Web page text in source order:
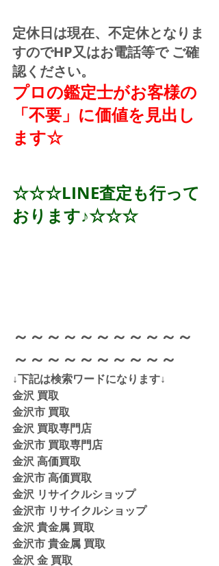
定休日は現在、不定休となりま
すのでHP又はお電話等で ご確
認ください。
プロの鑑定士がお客様の
「不要」に価値を見出し
ます☆
☆☆☆LINE査定も行って
おります♪☆☆☆
～～～～～～～～～～～
～～～～～～～～～～
↓下記は検索ワードになります↓
金沢 買取
金沢市 買取
金沢 買取専門店
金沢市 買取専門店
金沢 高価買取
金沢市 高価買取
金沢 リサイクルショップ
金沢市 リサイクルショップ
金沢 貴金属 買取
金沢市 貴金属 買取
金沢 金 買取